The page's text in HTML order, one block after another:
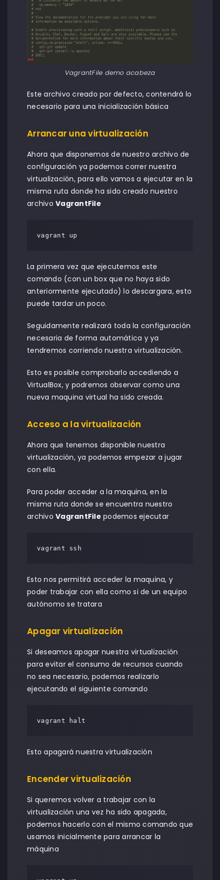
VagrantFile demo acabeza
Este archivo creado por defecto, contendrá lo
necesario para una inicialización básica
Arrancar una virtualización
Ahora que disponemos de nuestro archivo de
configuración ya podemos correr nuestra
virtualización, para ello vamos a ejecutar en la
misma ruta donde ha sido creado nuestro
archivo VagrantFile
vagrant up
La primera vez que ejecutemos este
comando (con un box que no haya sido
anteriormente ejecutado) lo descargara, esto
puede tardar un poco.
Seguidamente realizará toda la configuración
necesaria de forma automática y ya
tendremos corriendo nuestra virtualización.
Esto es posible comprobarlo accediendo a
VirtualBox, y podremos observar como una
nueva maquina virtual ha sido creada.
Acceso a la virtualización
Ahora que tenemos disponible nuestra
virtualización, ya podemos empezar a jugar
con ella.
Para poder acceder a la maquina, en la
misma ruta donde se encuentra nuestro
archivo VagrantFile podemos ejecutar
vagrant ssh
Esto nos permitirá acceder la maquina, y
poder trabajar con ella como si de un equipo
autónomo se tratara
Apagar virtualización
Si deseamos apagar nuestra virtualización
para evitar el consumo de recursos cuando
no sea necesario, podemos realizarlo
ejecutando el siguiente comando
vagrant halt
Esto apagará nuestra virtualización
Encender virtualización
Si queremos volver a trabajar con la
virtualización una vez ha sido apagada,
podemos hacerlo con el mismo comando que
usamos inicialmente para arrancar la
máquina